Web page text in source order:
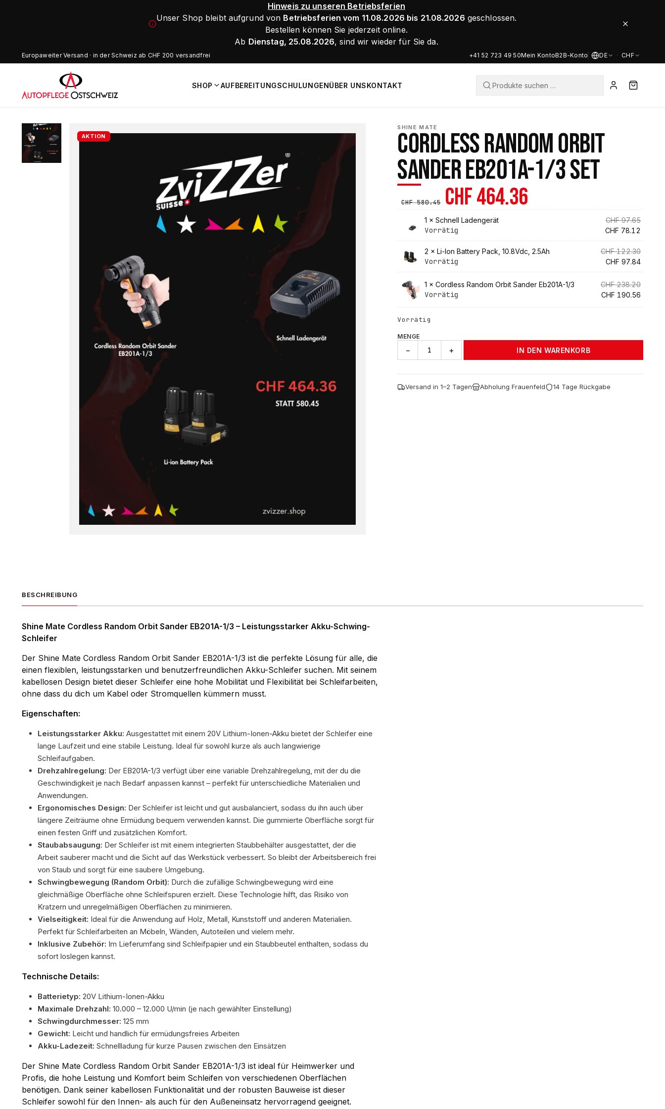
Hinweis zu unseren Betriebsferien
Unser Shop bleibt aufgrund von Betriebsferien vom 11.08.2026 bis 21.08.2026 geschlossen.
Bestellen können Sie jederzeit online.
Ab Dienstag, 25.08.2026, sind wir wieder für Sie da.
Europaweiter Versand · in der Schweiz ab CHF 200 versandfrei +41 52 723 49 50Mein KontoB2B-Konto DE · CHF
SHOP AUFBEREITUNGSCHULUNGENÜBER UNSKONTAKT
AKTION
SHINE MATE
CORDLESS RANDOM ORBIT
SANDER EB201A-1/3 SET
CHF580.45 Ursprünglicher
Preis
war:
CHF 580.45
CHF464.36
ist:
CHF 464.36.
1 ×Schnell Ladengerät
Vorrätig
CHF97.65
war:
CHF
CHF 78.12
Preis
ist:
CHF
2 ×Li-Ion Battery Pack, 10.8Vdc, 2.5Ah
Vorrätig
CHF122.30
Preis
war:
CHF
CHF 97.84
Preis
ist:
CHF
1 ×Cordless Random Orbit Sander Eb201A-1/3
Vorrätig
CHF238.20
Preis
CHF 190.56
Vorrätig
MENGE
−
Sander
Eb201A-
+ IN DEN WARENKORB
Versand in 1–2 Tagen Abholung Frauenfeld 14 Tage Rückgabe
BESCHREIBUNG
Shine Mate Cordless Random Orbit Sander EB201A-1/3 – Leistungsstarker Akku-Schwing-
Schleifer
Der Shine Mate Cordless Random Orbit Sander EB201A-1/3 ist die perfekte Lösung für alle, die
einen flexiblen, leistungsstarken und benutzerfreundlichen Akku-Schleifer suchen. Mit seinem
kabellosen Design bietet dieser Schleifer eine hohe Mobilität und Flexibilität bei Schleifarbeiten,
ohne dass du dich um Kabel oder Stromquellen kümmern musst.
Eigenschaften:
Leistungsstarker Akku: Ausgestattet mit einem 20V Lithium-Ionen-Akku bietet der Schleifer eine
lange Laufzeit und eine stabile Leistung. Ideal für sowohl kurze als auch langwierige
Schleifaufgaben.
Drehzahlregelung: Der EB201A-1/3 verfügt über eine variable Drehzahlregelung, mit der du die
Geschwindigkeit je nach Bedarf anpassen kannst – perfekt für unterschiedliche Materialien und
Anwendungen.
Ergonomisches Design: Der Schleifer ist leicht und gut ausbalanciert, sodass du ihn auch über
längere Zeiträume ohne Ermüdung bequem verwenden kannst. Die gummierte Oberfläche sorgt für
einen festen Griff und zusätzlichen Komfort.
Staubabsaugung: Der Schleifer ist mit einem integrierten Staubbehälter ausgestattet, der die
Arbeit sauberer macht und die Sicht auf das Werkstück verbessert. So bleibt der Arbeitsbereich frei
von Staub und sorgt für eine saubere Umgebung.
Schwingbewegung (Random Orbit): Durch die zufällige Schwingbewegung wird eine
gleichmäßige Oberfläche ohne Schleifspuren erzielt. Diese Technologie hilft, das Risiko von
Kratzern und unregelmäßigen Oberflächen zu minimieren.
Vielseitigkeit: Ideal für die Anwendung auf Holz, Metall, Kunststoff und anderen Materialien.
Perfekt für Schleifarbeiten an Möbeln, Wänden, Autoteilen und vielem mehr.
Inklusive Zubehör: Im Lieferumfang sind Schleifpapier und ein Staubbeutel enthalten, sodass du
sofort loslegen kannst.
Technische Details:
Batterietyp: 20V Lithium-Ionen-Akku
Maximale Drehzahl: 10.000 – 12.000 U/min (je nach gewählter Einstellung)
Schwingdurchmesser: 125 mm
Gewicht: Leicht und handlich für ermüdungsfreies Arbeiten
Akku-Ladezeit: Schnellladung für kurze Pausen zwischen den Einsätzen
Der Shine Mate Cordless Random Orbit Sander EB201A-1/3 ist ideal für Heimwerker und
Profis, die hohe Leistung und Komfort beim Schleifen von verschiedenen Oberflächen
benötigen. Dank seiner kabellosen Funktionalität und der robusten Bauweise ist dieser
Schleifer sowohl für den Innen- als auch für den Außeneinsatz hervorragend geeignet.